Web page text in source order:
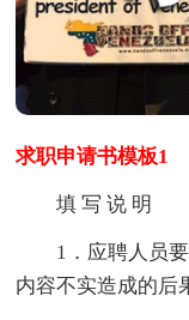
求职申请书模板1
填 写 说 明
1．应聘人员要
内容不实造成的后